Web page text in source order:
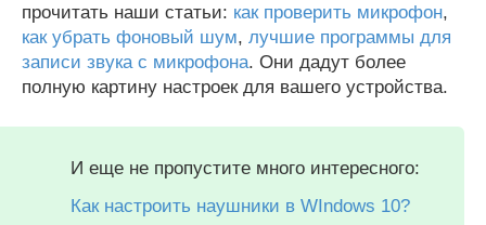
прочитать наши статьи: как проверить микрофон,
как убрать фоновый шум, лучшие программы для
записи звука с микрофона. Они дадут более
полную картину настроек для вашего устройства.
И еще не пропустите много интересного:
Как настроить наушники в WIndows 10?